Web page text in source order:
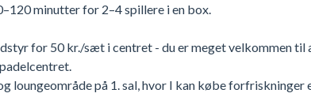
minutter for 2–4 spillere i en box.
for 50 kr./sæt i centret - du er meget velkommen til
loungeområde på 1. sal, hvor I kan købe forfriskninger